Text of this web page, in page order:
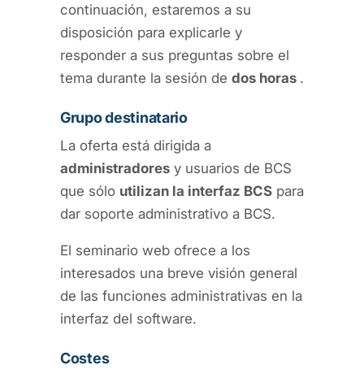
continuación, estaremos a su
disposición para explicarle y
responder a sus preguntas sobre el
tema durante la sesión de dos horas .
Grupo destinatario
La oferta está dirigida a
administradores y usuarios de BCS
que sólo utilizan la interfaz BCS para
dar soporte administrativo a BCS.
El seminario web ofrece a los
interesados una breve visión general
de las funciones administrativas en la
interfaz del software.
Costes